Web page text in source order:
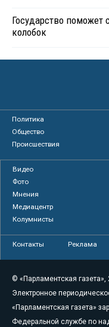
Государство
колобок
Политика
Общество
Происшествия
Видео
Фото
Мнения
Медиацентр
Колумнисты
Контакты Реклама
© «Парламентская газета»,
Электронное
«Парламентская газета»
Федеральной службе по